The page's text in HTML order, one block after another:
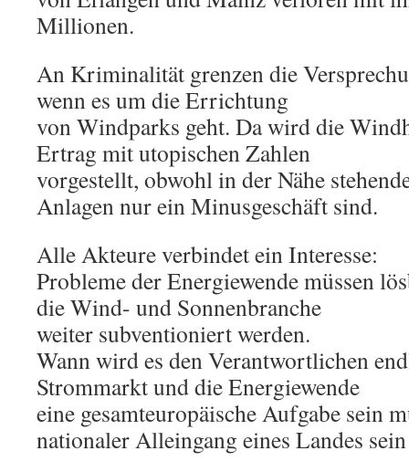
Millionen.
An Kriminalität grenzen die
wenn es um die Errichtung
von Windparks geht. Da wird die
Ertrag mit utopischen Zahlen
vorgestellt, obwohl in der Nähe
Anlagen nur ein Minusgeschäft sind.
Alle Akteure verbindet ein Interesse:
Probleme der Energiewende müssen
die Wind- und Sonnenbranche
weiter subventioniert werden.
Wann wird es den Verantwortlichen
Strommarkt und die Energiewende
eine gesamteuropäische Aufgabe sein
nationaler Alleingang eines Landes